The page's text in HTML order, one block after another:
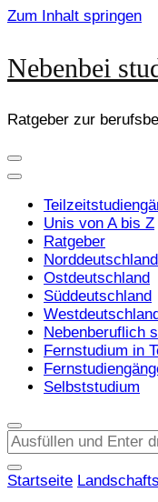
Zum Inhalt springen
Nebenbei
Ratgeber zur
Unis von A bis Z
Ratgeber
Norddeutschland
Ostdeutschland
Süddeutschland
Nebenberuflich
Fernstudium in
Selbststudium
Suchst
du
nach
etwas?
Startseite